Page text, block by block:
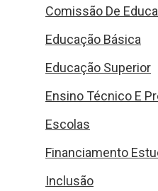
Comissão De
Educação Básica
Educação Superior
Ensino Técnico E
Escolas
Financiamento
Inclusão